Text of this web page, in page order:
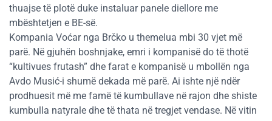
thuajse të plotë duke instaluar panele diellore me
mbështetjen e BE-së.
Kompania Voćar nga Brčko u themelua mbi 30 vjet më
parë. Në gjuhën boshnjake, emri i kompanisë do të thotë
“kultivues frutash” dhe farat e kompanisë u mbollën nga
Avdo Musić-i shumë dekada më parë. Ai ishte një ndër
prodhuesit më me famë të kumbullave në rajon dhe shiste
kumbulla natyrale dhe të thata në tregjet vendase. Në vitin